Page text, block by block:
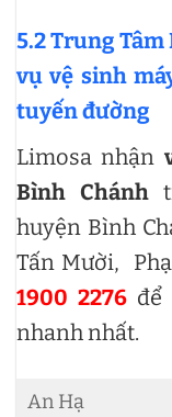
5.2 Trung
vụ vệ sinh
tuyến đường
Limosa nhận
Bình Chánh
huyện Bình
Tấn Mười,
1900 2276 để
nhanh nhất.
An Hạ